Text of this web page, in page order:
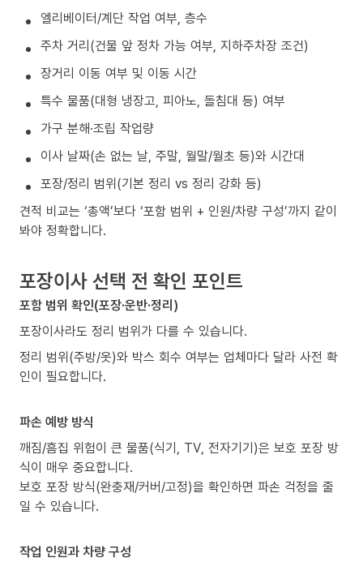
엘리베이터/계단 작업 여부, 층수
주차 거리(건물 앞 정차 가능 여부, 지하주차장 조건)
장거리 이동 여부 및 이동 시간
특수 물품(대형 냉장고, 피아노, 돌침대 등) 여부
가구 분해·조립 작업량
이사 날짜(손 없는 날, 주말, 월말/월초 등)와 시간대
포장/정리 범위(기본 정리 vs 정리 강화 등)
견적 비교는 ‘총액’보다 ‘포함 범위 + 인원/차량 구성’까지 같이
봐야 정확합니다.
포장이사 선택 전 확인 포인트
포함 범위 확인(포장·운반·정리)
포장이사라도 정리 범위가 다를 수 있습니다.
정리 범위(주방/옷)와 박스 회수 여부는 업체마다 달라 사전 확
인이 필요합니다.
파손 예방 방식
깨짐/흠집 위험이 큰 물품(식기, TV, 전자기기)은 보호 포장 방
식이 매우 중요합니다.
보호 포장 방식(완충재/커버/고정)을 확인하면 파손 걱정을 줄
일 수 있습니다.
작업 인원과 차량 구성